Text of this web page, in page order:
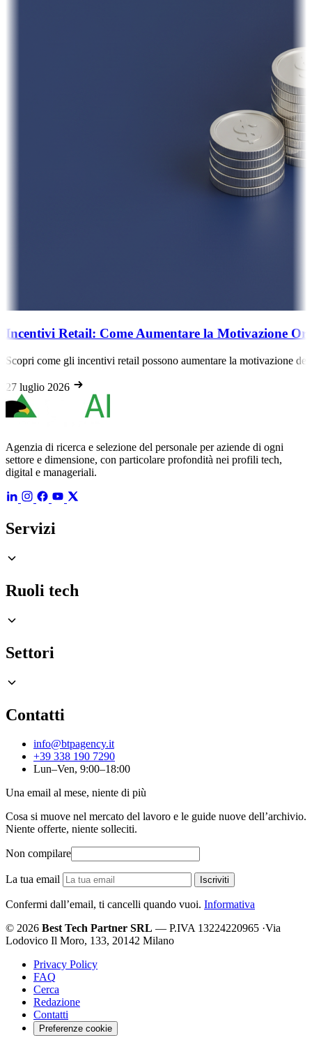
Incentivi Retail: Come Aumentare la Motivazione
Scopri come gli incentivi retail possono aumentare la motivazione
27 luglio 2026
Agenzia di ricerca e selezione del personale per aziende di ogni
settore e dimensione, con particolare profondità nei profili tech,
digital e manageriali.
Servizi
Ruoli tech
Settori
Contatti
info@btpagency.it
+39 338 190 7290
Lun–Ven, 9:00–18:00
Una email al mese, niente di più
Cosa si muove nel mercato del lavoro e le guide nuove dell’archivio.
Niente offerte, niente solleciti.
Non compilare
La tua email Iscriviti
Confermi dall’email, ti cancelli quando vuoi. Informativa
© 2026 Best Tech Partner SRL — P.IVA 13224220965 ·Via
Lodovico Il Moro, 133, 20142 Milano
Privacy Policy
FAQ
Cerca
Redazione
Contatti
Preferenze cookie